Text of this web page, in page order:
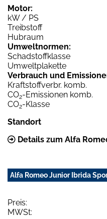
Motor:
kW / PS
Treibstoff
Hubraum
Umweltnormen:
Schadstoffklasse
Umweltplakette
Verbrauch und
Kraftstoffverbr. komb.
CO2-Emissionen komb.
CO2-Klasse
Standort
Details zum Alfa
Alfa Romeo Junior Ibrida
Preis:
MWSt: